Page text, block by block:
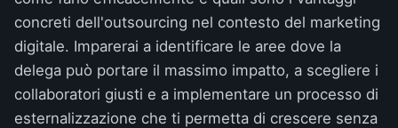
concreti dell'outsourcing nel contesto del marketing
digitale. Imparerai a identificare le aree dove la
delega può portare il massimo impatto, a scegliere i
collaboratori giusti e a implementare un processo di
esternalizzazione che ti permetta di crescere senza